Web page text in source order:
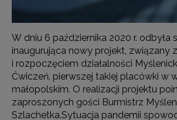
W dniu 6 października 2020 r. odbyła
inaugurująca nowy projekt, związany
i rozpoczęciem działalności
Ćwiczeń, pierwszej takiej placówki w
małopolskim. O realizacji projektu
zaproszonych gości Burmistrz
Szlachetka.Sytuacja pandemii